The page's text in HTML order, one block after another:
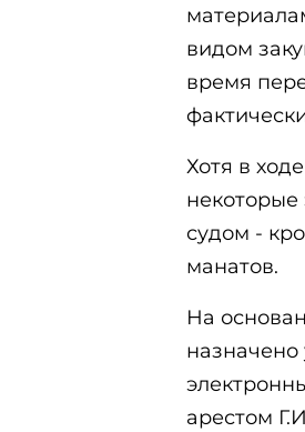
видом
время
Хотя в
судом -
манатов.
На
назначено
арестом